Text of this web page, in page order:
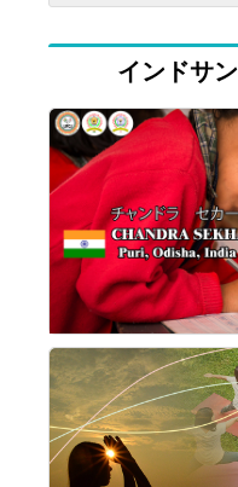
インドサ